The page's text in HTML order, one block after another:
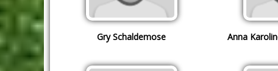
Gry Schaldemose Anna